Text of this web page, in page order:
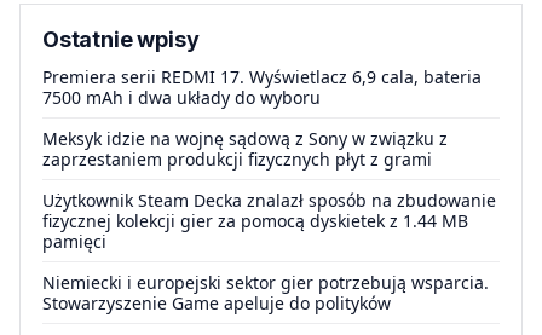
Ostatnie wpisy
Premiera serii REDMI 17. Wyświetlacz 6,9 cala, bateria
7500 mAh i dwa układy do wyboru
Meksyk idzie na wojnę sądową z Sony w związku z
zaprzestaniem produkcji fizycznych płyt z grami
Użytkownik Steam Decka znalazł sposób na zbudowanie
fizycznej kolekcji gier za pomocą dyskietek z 1.44 MB
pamięci
Niemiecki i europejski sektor gier potrzebują wsparcia.
Stowarzyszenie Game apeluje do polityków